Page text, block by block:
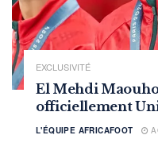
EXCLUSIVITÉ
El Mehdi
officiellement
L'ÉQUIPE AFRICAFOOT